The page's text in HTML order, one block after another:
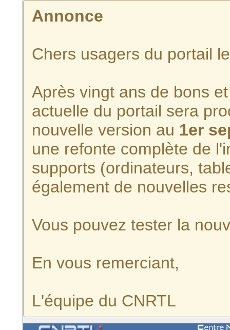
Annonce
Chers usagers du portail
Après vingt ans de bons
actuelle du portail sera
nouvelle version au 1er
une refonte complète de
supports (ordinateurs,
également de nouvelles
Vous pouvez tester la
En vous remerciant,
L'équipe du CNRTL